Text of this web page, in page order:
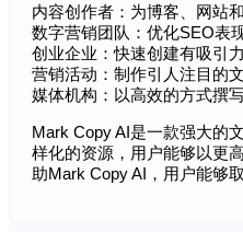
内容创作者：为博客、网站
数字营销团队：优化SEO表
创业企业：快速创建有吸引
营销活动：制作引人注目的
媒体机构：以高效的方式撰
Mark Copy AI是一款强大的
样化的资源，用户能够以更
助Mark Copy AI，用户能够